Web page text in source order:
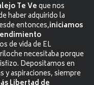
Te Veque nos
haber adquirido la
entonces,iniciamos
de vida de EL
necesitaba porque
Depositamos en
y aspiraciones, siempre